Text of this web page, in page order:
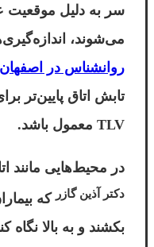
سر به دلیل
می‌شوند،
روانشناس در اصفهان
تابش اتاق پایین‌تر
TLV معمول باشد.
در محیط‌هایی مانند
دکتر آذین گازر که
بکشند و به بالا نگاه